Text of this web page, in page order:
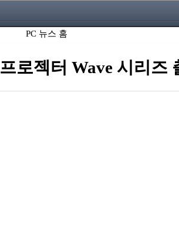
PC 뉴스 홈
로젝터 Wave 시리즈